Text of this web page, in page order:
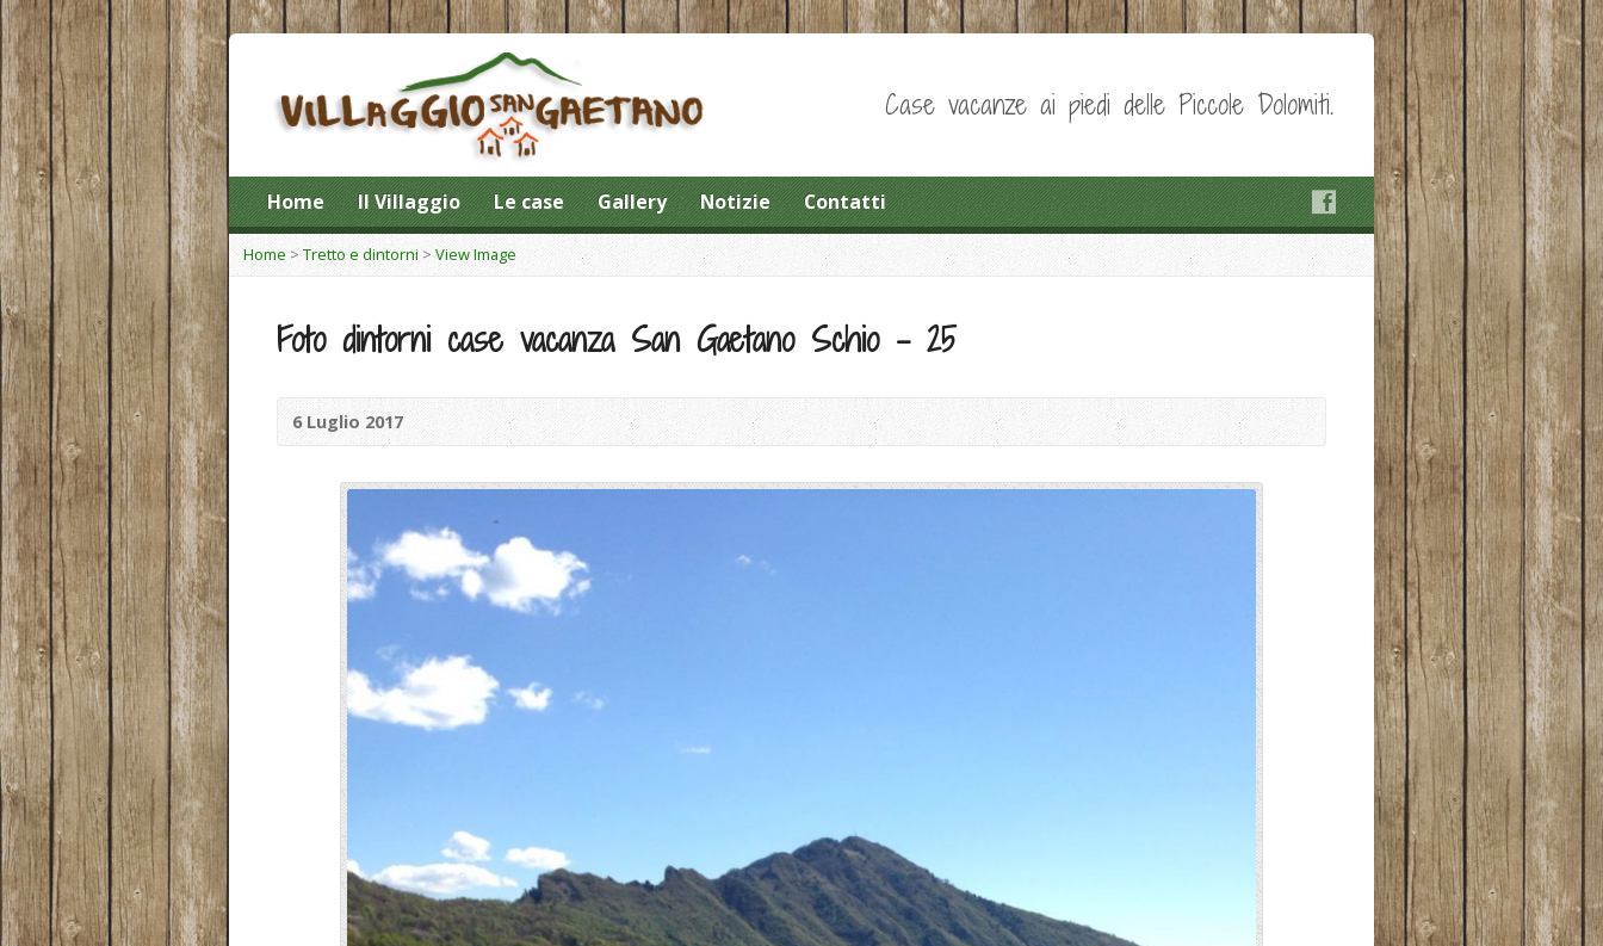
Case vacanze ai piedi delle Piccole Dolomiti.
Home Il Villaggio Le case Gallery Notizie Contatti
Home > Tretto e dintorni > View Image
Foto dintorni case vacanza San Gaetano Schio – 25
6 Luglio 2017